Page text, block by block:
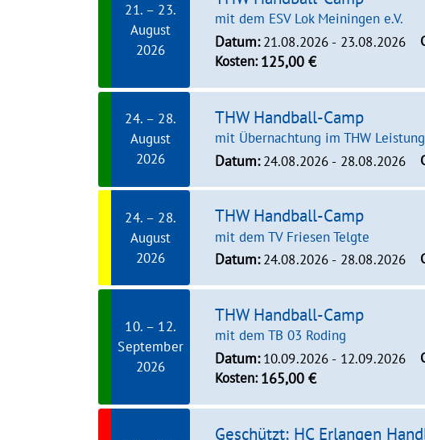
21. – 23.
August
2026
mit dem ESV Lok Meiningen e.V.
Datum: 21.08.2026 - 23.08.2026
Kosten: 125,00 €
24. – 28.
August
2026
THW Handball-Camp
mit Übernachtung im THW
Datum: 24.08.2026 - 28.08.2026
24. – 28.
August
2026
THW Handball-Camp
mit dem TV Friesen Telgte
Datum: 24.08.2026 - 28.08.2026
10. – 12.
September
2026
THW Handball-Camp
mit dem TB 03 Roding
Datum: 10.09.2026 - 12.09.2026
Kosten: 165,00 €
Geschützt: HC Erlangen